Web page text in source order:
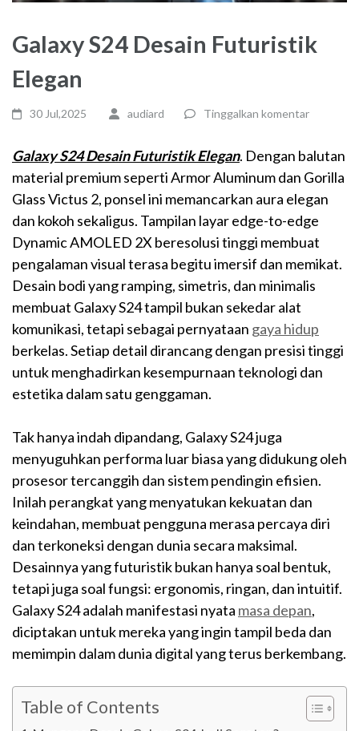
Galaxy S24 Desain Futuristik
Elegan
30 Jul,2025 audiard Tinggalkan komentar
Galaxy S24 Desain Futuristik Elegan. Dengan balutan
material premium seperti Armor Aluminum dan Gorilla
Glass Victus 2, ponsel ini memancarkan aura elegan
dan kokoh sekaligus. Tampilan layar edge-to-edge
Dynamic AMOLED 2X beresolusi tinggi membuat
pengalaman visual terasa begitu imersif dan memikat.
Desain bodi yang ramping, simetris, dan minimalis
membuat Galaxy S24 tampil bukan sekedar alat
komunikasi, tetapi sebagai pernyataan gaya hidup
berkelas. Setiap detail dirancang dengan presisi tinggi
untuk menghadirkan kesempurnaan teknologi dan
estetika dalam satu genggaman.
Tak hanya indah dipandang, Galaxy S24 juga
menyuguhkan performa luar biasa yang didukung oleh
prosesor tercanggih dan sistem pendingin efisien.
Inilah perangkat yang menyatukan kekuatan dan
keindahan, membuat pengguna merasa percaya diri
dan terkoneksi dengan dunia secara maksimal.
Desainnya yang futuristik bukan hanya soal bentuk,
tetapi juga soal fungsi: ergonomis, ringan, dan intuitif.
Galaxy S24 adalah manifestasi nyata masa depan,
diciptakan untuk mereka yang ingin tampil beda dan
memimpin dalam dunia digital yang terus berkembang.
Table of Contents